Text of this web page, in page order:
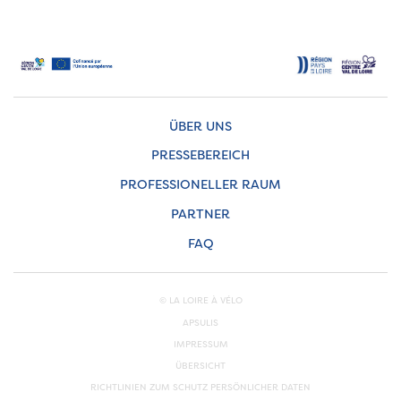
ÜBER UNS
PRESSEBEREICH
PROFESSIONELLER RAUM
PARTNER
FAQ
© LA LOIRE À VÉLO
APSULIS
IMPRESSUM
ÜBERSICHT
RICHTLINIEN ZUM SCHUTZ PERSÖNLICHER DATEN